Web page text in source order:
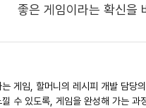
좋은 게임이라는 확신을
게임, 할머니의 레시피 개발 담당
수 있도록, 게임을 완성해 가는 과